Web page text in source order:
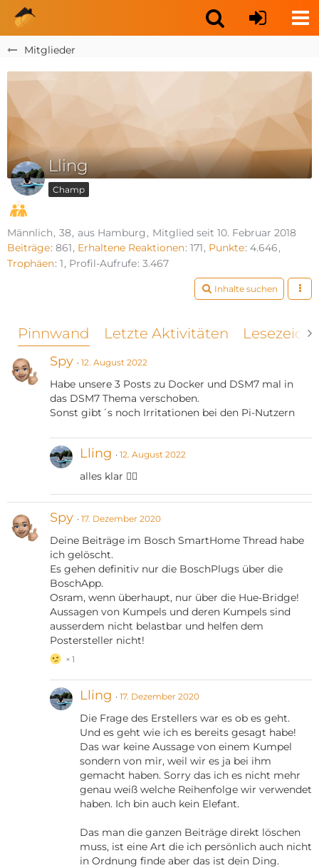
Mitglieder
Lling
Champ
Männlich 38 aus Hamburg
Mitglied seit 10. Februar 2018
Beiträge 861 Erhaltene Reaktionen 171 Punkte 4.646
Trophäen 1 Profil-Aufrufe 3.467
Inhalte suchen
Pinnwand Letzte Aktivitäten
Spy 12. August 2022
Habe unsere 3 Posts zu Docker und DSM7 mal in
das DSM7 Thema verschoben.
Sonst gibt´s noch Irritationen bei den Pi-Nutzern
Lling 12. August 2022
alles klar 👍🏻
Spy 17. Dezember 2020
Deine Beiträge im Bosch SmartHome Thread habe
ich gelöscht.
Es gehen definitiv nur die BoschPlugs über die
BoschApp.
Osram, wenn überhaupt, nur über die Hue-Bridge!
Aussagen von Kumpels und deren Kumpels sind
ausserdem nicht belastbar und helfen dem
Postersteller nicht!
1
Lling 17. Dezember 2020
Die Frage des Erstellers war es ob es geht.
Und es geht wie ich es bereits gesagt habe!
Das war keine Aussage von einem Kumpel
sondern von mir, weil wir es ja bei ihm
gemacht haben. Sorry das ich es nicht mehr
genau weiß welche Reihenfolge wir verwendet
haben. Ich bin auch kein Elefant.
Das man die ganzen Beiträge direkt löschen
muss, ist eine Art die ich persönlich auch nicht
in Ordnung finde aber das ist dein Ding.